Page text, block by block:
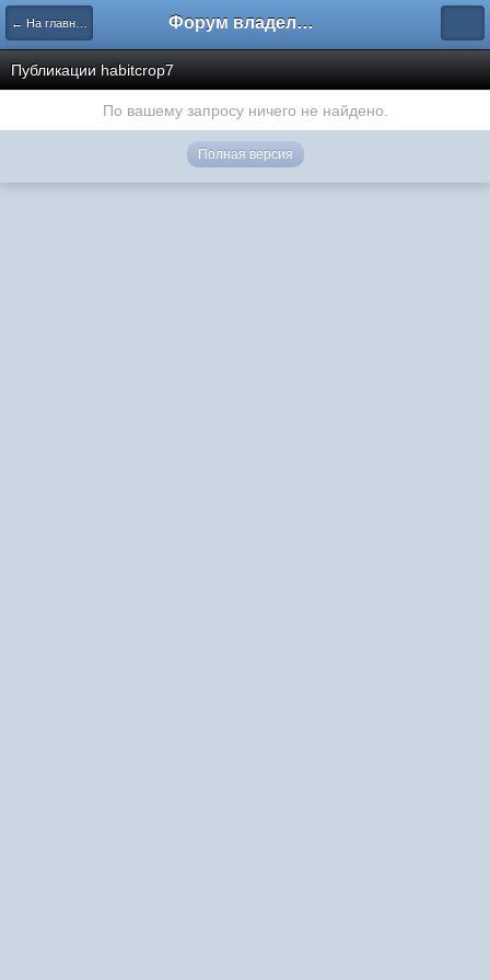
← На главную Форум владельцев интернет-магазинов
Публикации habitcrop7
По вашему запросу ничего не найдено.
Полная версия